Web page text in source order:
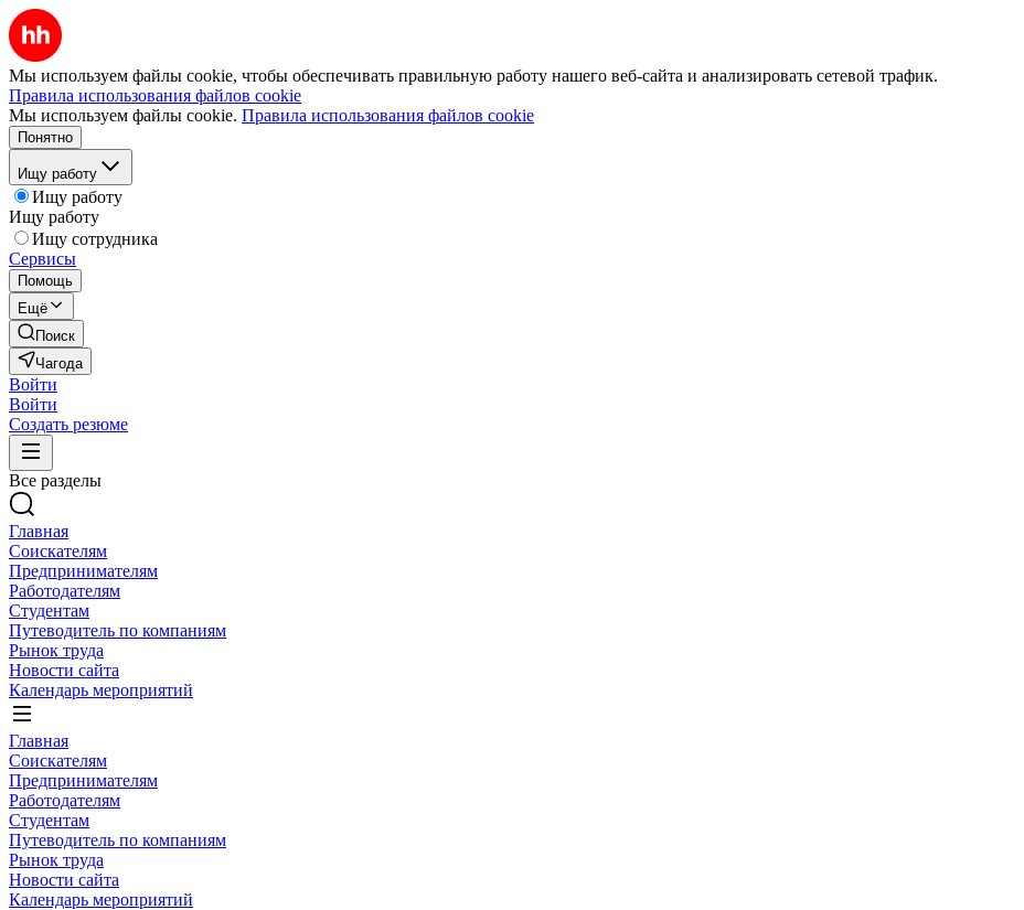
Мы используем файлы cookie, чтобы обеспечивать правильную работу нашего веб-сайта и анализировать сетевой трафик.
Правила использования файлов cookie
Мы используем файлы cookie. Правила использования файлов cookie
Понятно
Ищу работу
Ищу работу
Ищу работу
Ищу сотрудника
Сервисы
Помощь
Ещё
Поиск
Чагода
Войти
Войти
Создать резюме
Все разделы
Главная
Соискателям
Предпринимателям
Работодателям
Студентам
Путеводитель по компаниям
Рынок труда
Новости сайта
Календарь мероприятий
Главная
Соискателям
Предпринимателям
Работодателям
Студентам
Путеводитель по компаниям
Рынок труда
Новости сайта
Календарь мероприятий